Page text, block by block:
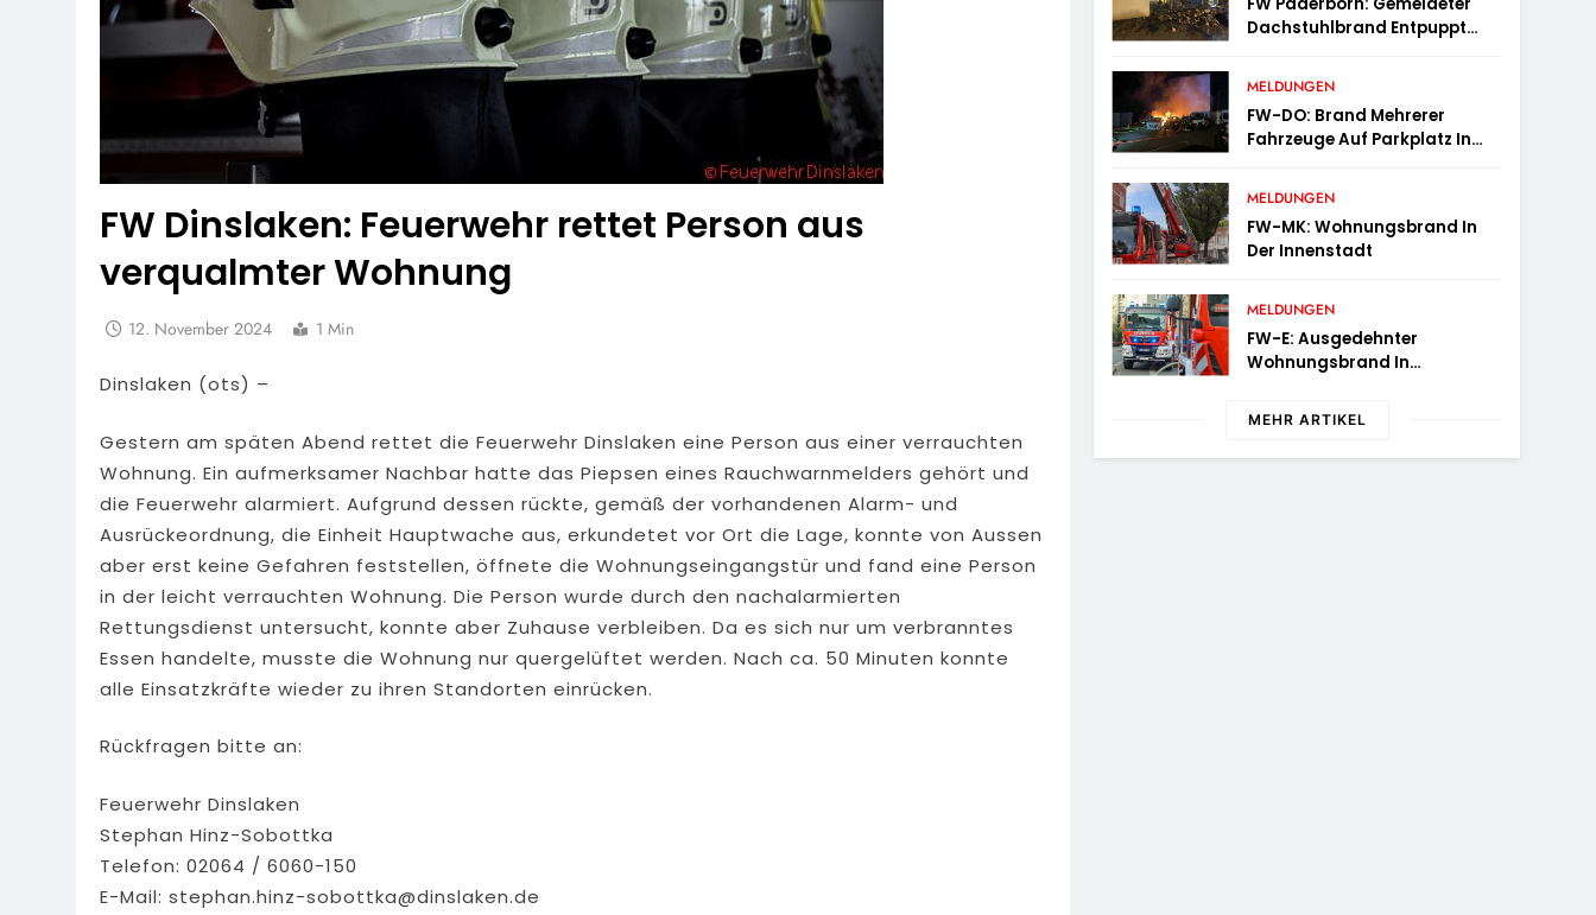
FW Dinslaken: Feuerwehr rettet Person aus
verqualmter Wohnung
12. November 2024 1 Min
Dinslaken (ots) –
Gestern am späten Abend rettet die Feuerwehr Dinslaken eine Person aus einer verrauchten
Wohnung. Ein aufmerksamer Nachbar hatte das Piepsen eines Rauchwarnmelders gehört und
die Feuerwehr alarmiert. Aufgrund dessen rückte, gemäß der vorhandenen Alarm- und
Ausrückeordnung, die Einheit Hauptwache aus, erkundetet vor Ort die Lage, konnte von Aussen
aber erst keine Gefahren feststellen, öffnete die Wohnungseingangstür und fand eine Person
in der leicht verrauchten Wohnung. Die Person wurde durch den nachalarmierten
Rettungsdienst untersucht, konnte aber Zuhause verbleiben. Da es sich nur um verbranntes
Essen handelte, musste die Wohnung nur quergelüftet werden. Nach ca. 50 Minuten konnte
alle Einsatzkräfte wieder zu ihren Standorten einrücken.
Rückfragen bitte an:
Feuerwehr Dinslaken
Stephan Hinz-Sobottka
Telefon: 02064 / 6060-150
E-Mail: stephan.hinz-sobottka@dinslaken.de
Für 2025 Bilanz
Dachstuhlbrand Entpuppt
Reismann-Gymnasium
MELDUNGEN
FW-DO: Brand Mehrerer
Fahrzeuge Auf Parkplatz In
MELDUNGEN
FW-MK: Wohnungsbrand In
Der Innenstadt
MELDUNGEN
FW-E: Ausgedehnter
Wohnungsbrand In
Personen Müssen
MEHR ARTIKEL